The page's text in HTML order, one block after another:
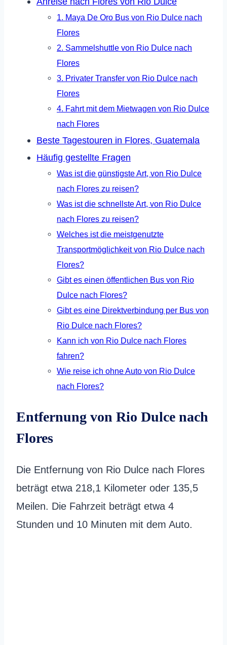
1. Maya De Oro Bus von Rio Dulce nach
Flores
2. Sammelshuttle von Rio Dulce nach
Flores
3. Privater Transfer von Rio Dulce nach
Flores
4. Fahrt mit dem Mietwagen von Rio Dulce
nach Flores
Beste Tagestouren in Flores, Guatemala
Häufig gestellte Fragen
Was ist die günstigste Art, von Rio Dulce
nach Flores zu reisen?
Was ist die schnellste Art, von Rio Dulce
nach Flores zu reisen?
Welches ist die meistgenutzte
Transportmöglichkeit von Rio Dulce nach
Flores?
Gibt es einen öffentlichen Bus von Rio
Dulce nach Flores?
Gibt es eine Direktverbindung per Bus von
Rio Dulce nach Flores?
Kann ich von Rio Dulce nach Flores
fahren?
Wie reise ich ohne Auto von Rio Dulce
nach Flores?
Entfernung von Rio Dulce nach
Flores
Die Entfernung von Rio Dulce nach Flores
beträgt etwa 218,1 Kilometer oder 135,5
Meilen. Die Fahrzeit beträgt etwa 4
Stunden und 10 Minuten mit dem Auto.